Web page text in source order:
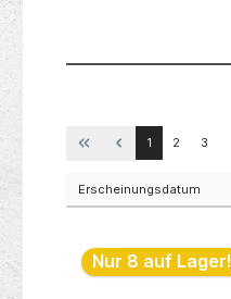
1 2 3
Nur 8 auf Lager!